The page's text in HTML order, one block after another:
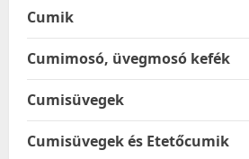
Cumik
Cumimosó, üvegmosó kefék
Cumisüvegek
Cumisüvegek és Etetőcumik